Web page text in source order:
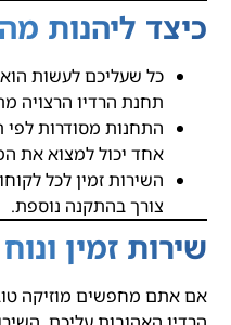
כיצד ליהנות
תחנת הרדיו הרצויה
התחנות מסודרות לפי
אחד יכול למצוא את
צורך בהתקנה נוספת.
שירות זמין ונוח
אם אתם מחפשים מוזיקה